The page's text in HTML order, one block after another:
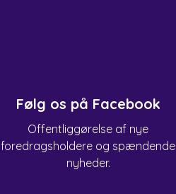
Følg os på Facebook
Offentliggørelse af nye
foredragsholdere og spændende
nyheder.